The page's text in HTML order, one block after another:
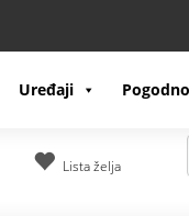
Uređaji
Lista želja